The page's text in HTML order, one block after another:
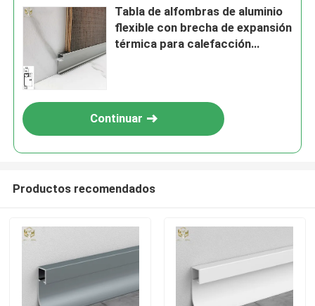
Tabla de alfombras de aluminio
flexible con brecha de expansión
térmica para calefacción
Continuar
Productos recomendados